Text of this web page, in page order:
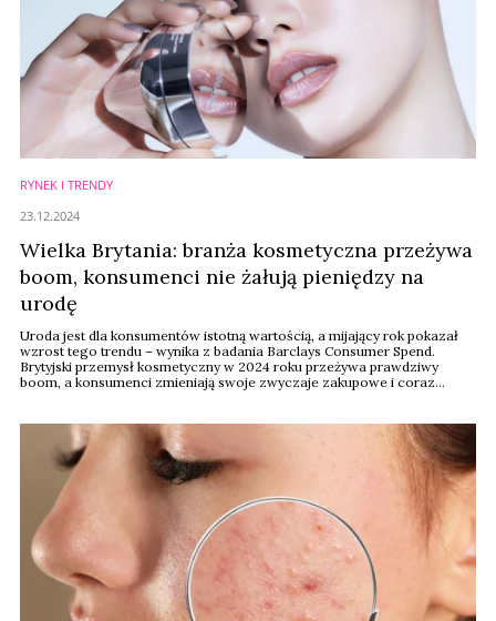
RYNEK I TRENDY
Wielka Brytania: branża kosmetyczna przeżywa
boom, konsumenci nie żałują pieniędzy na
urodę
Uroda jest dla konsumentów istotną wartością, a mijający rok pokazał
wzrost tego trendu – wynika z badania Barclays Consumer Spend.
Brytyjski przemysł kosmetyczny w 2024 roku przeżywa prawdziwy
boom, a konsumenci zmieniają swoje zwyczaje zakupowe i coraz
23.12.2024